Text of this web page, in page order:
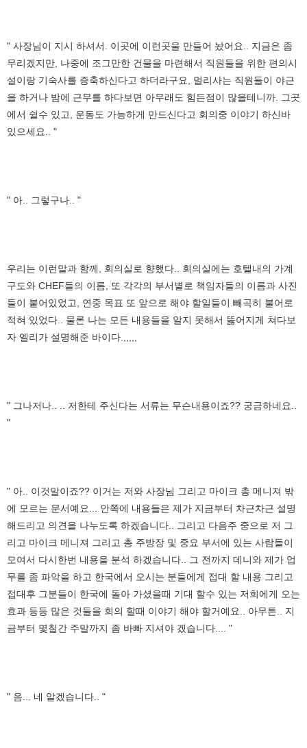
" 사장님이 지시 하셔서. 이곳에 이런곳을 만들어 놨어요.. 지금은 좀
무리겠지만, 나중에 조그만한 건물을 마련해서 직원들을 위한 편의시
설이랑 기숙사를 증축하신다고 하더라구요, 멀리사는 직원들이 야근
을 하거나 밤에 근무를 하다보면 아무래도 힘든점이 많을테니까. 그곳
에서 쉴수 있고, 운동도 가능하게 만드신다고 회의중 이야기 하신바
있으세요.. "
" 아.. 그렇구나.. "
우리는 이런말과 함께, 회의실로 향했다.. 회의실에는 호텔내의 가계
구도와 CHEF들의 이름, 또 각각의 부서별로 책임자들의 이름과 사진
들이 붙어있었고, 연중 목표 또 앞으로 해야 할일들이 빼곡히 불어로
적혀 있었다.. 물론 나는 모든 내용들을 알지 못해서 뚫어지게 쳐다보
자 엘리가 설명해준 바이다.,,,,,
" 그나저나.. .. 저한테 주신다는 서류는 무슨내용이죠?? 궁금하네요..
"
" 아.. 이것말이죠?? 이거는 저와 사장님 그리고 마이크 총 메니져 밖
에 모르는 문서예요... 안쪽에 내용들은 제가 지금부터 차근차근 설명
해드리고 의견을 나누도록 하겠습니다.. 그리고 다음주 중으로 저 그
리고 마이크 메니져 그리고 총 주방장 및 중요 부서에 있는 사람들이
모여서 다시한번 내용을 분석 하겠습니다.. 그 전까지 데니와 제가 업
무를 좀 파악을 하고 한국에서 오시는 분들에게 접대 할 내용 그리고
접대후 그분들이 한국에 돌아 가셨을때 기대 할수 있는 저희에게 오는
효과 등등 많은 것들을 회의 할때 이야기 해야 할거예요.. 아무튼.. 지
금부터 몇칠간 주말까지 좀 바빠 지셔야 겠습니다.... "
" 음... 네 알겠습니다.. "